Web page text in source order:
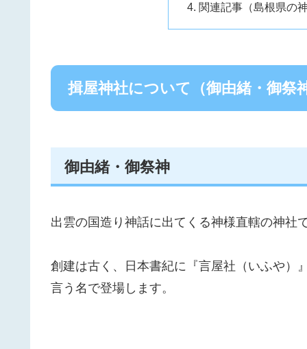
関連記事（島根県の
揖屋神社について（御由緒・御祭
御由緒・御祭神
出雲の国造り神話に出てくる神様直轄の神社
創建は古く、日本書紀に『言屋社（いふや）
言う名で登場します。